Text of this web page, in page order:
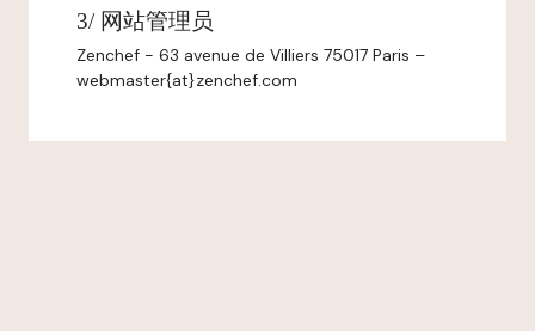
3/ 网站管理员
Zenchef - 63 avenue de Villiers 75017 Paris –
webmaster{at}zenchef.com